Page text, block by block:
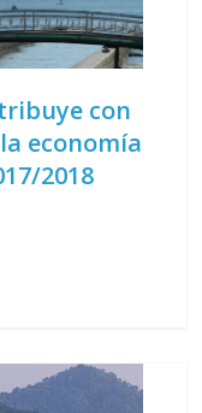
con
economía
2018